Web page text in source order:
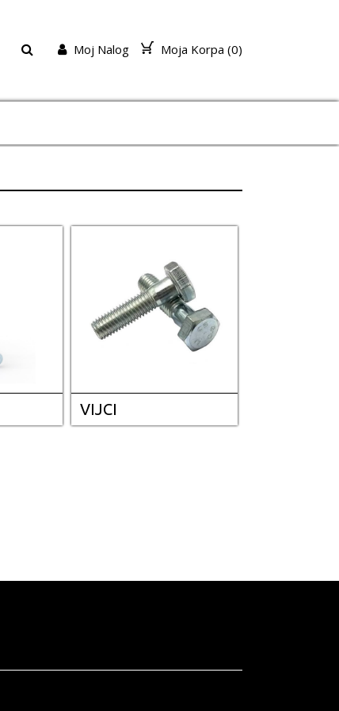
Moja Korpa (0)
Moj Nalog
VIJCI